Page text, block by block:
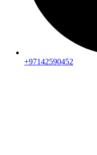
+97142590452